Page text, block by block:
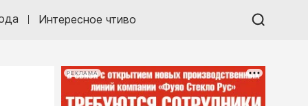
Интересное чтиво
РЕКЛАМА